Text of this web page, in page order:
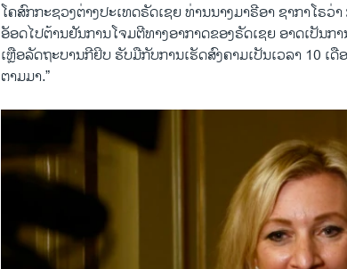
ໂຄ​ສົກ​ກະ​ຊວງຕ່າງ​ປະ​ເທດ​ຣັດ​ເຊຍ ທ່ານ​ນາງ​ມາ​ຣີ​ອາ ຊາ​ກາ​ໂຣ​
ອັອດໄປ​ຕ້ານ​ຢັນ​ການ​ໂຈມ​ຕີ​ທາງ​ອາ​ກາດ​ຂອງ​ຣັດ​ເຊຍ ອາດ​ເປັນ​
ເຫຼືອ​ລັດ​ຖະ​ບານ​ກີ​ຢິບ ຮັບ​ມື​ກັບ​ການ​ເຮັດ​ສົງ​ຄາມ​ເປັນ​ເວ​ລາ 10
ຕາມ​ມາ.”